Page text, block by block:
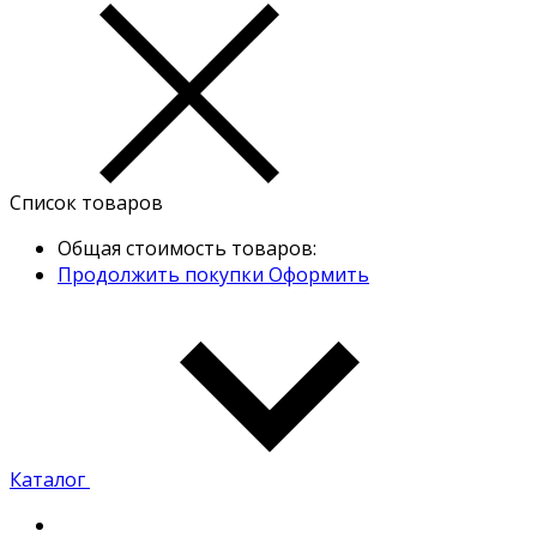
Список товаров
Общая стоимость товаров:
Продолжить покупки Оформить
Каталог